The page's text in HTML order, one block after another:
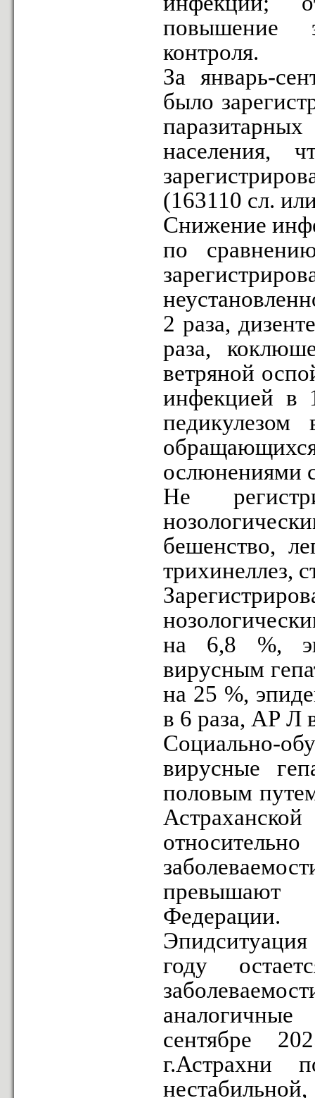
повышение
контроля.
За январь-
было
населения,
(163110 сл.
Снижение
по
2 раза,
раза,
ветряной
инфекцией в
ослюнениями
Не
бешенство,
трихинеллез,
на 6,8 %,
вирусным
на 25 %,
в 6 раза, АР Л
Социально-
вирусные
половым
превышают
Федерации.
Эпидситуация
году
сентябре
г.Астрахни